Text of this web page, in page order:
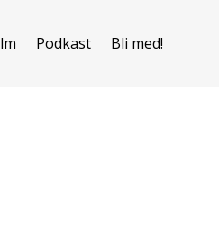
Podkast Bli med!